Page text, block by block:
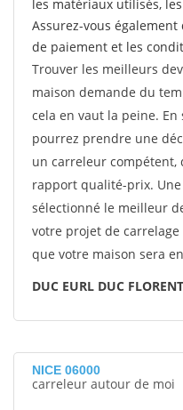
les matériaux utilisés,
Assurez-vous
de paiement et les
Trouver les meilleurs
maison demande du
cela en vaut la peine. En
pourrez prendre une
un carreleur
rapport qualité-prix.
sélectionné le meilleur
votre projet de
que votre maison sera
DUC EURL DUC
NICE 06000
carreleur autour de moi